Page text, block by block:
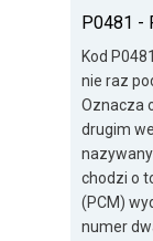
P0481 -
Kod
nie raz
Oznacza
drugim
chodzi o
(PCM)
numer